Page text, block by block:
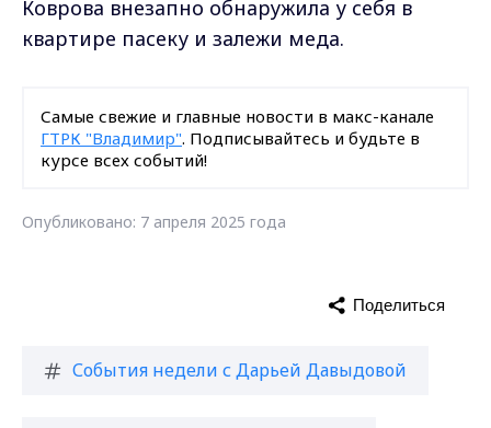
Коврова внезапно обнаружила у себя в
квартире пасеку и залежи меда.
Самые свежие и главные новости в макс-канале
ГТРК "Владимир". Подписывайтесь и будьте в
курсе всех событий!
Опубликовано: 7 апреля 2025 года
События недели с Дарьей Давыдовой
Поделиться